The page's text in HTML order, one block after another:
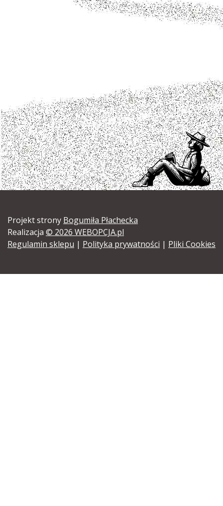
Projekt strony Bogumiła Płachecka
Realizacja © 2026 WEBOPCJA.pl
Regulamin sklepu | Polityka prywatności | Pliki Cookies